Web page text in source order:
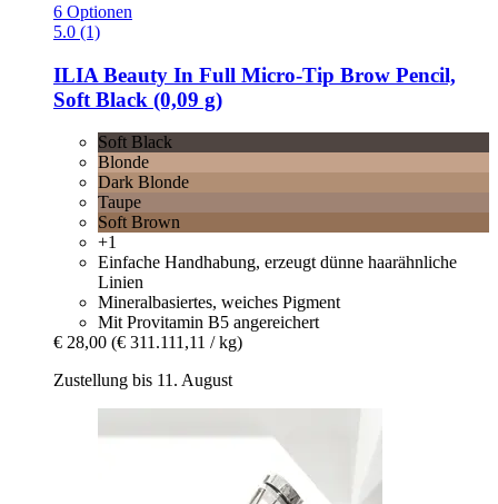
6 Optionen
5.0 (1)
ILIA Beauty In Full Micro-​Tip Brow Pencil,
Soft Black (0,09 g)
Soft Black
Blonde
Dark Blonde
Taupe
Soft Brown
+1
Einfache Handhabung, erzeugt dünne haarähnliche
Linien
Mineralbasiertes, weiches Pigment
Mit Provitamin B5 angereichert
€ 28,00 (€ 311.111,11 / kg)
Zustellung bis 11. August